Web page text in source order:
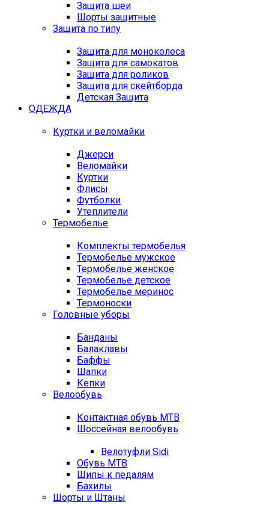
Защита шеи
Шорты защитные
Защита по типу
Защита для моноколеса
Защита для самокатов
Защита для роликов
Защита для скейтборда
Детская Защита
ОДЕЖДА
Куртки и веломайки
Джерси
Веломайки
Куртки
Флисы
Футболки
Утеплители
Термобелье
Комплекты термобелья
Термобелье мужское
Термобелье женское
Термобелье детское
Термобелье меринос
Термоноски
Головные уборы
Банданы
Балаклавы
Баффы
Шапки
Кепки
Велообувь
Контактная обувь MTB
Шоссейная велообувь
Велотуфли Sidi
Обувь MTB
Шипы к педалям
Бахилы
Шорты и Штаны